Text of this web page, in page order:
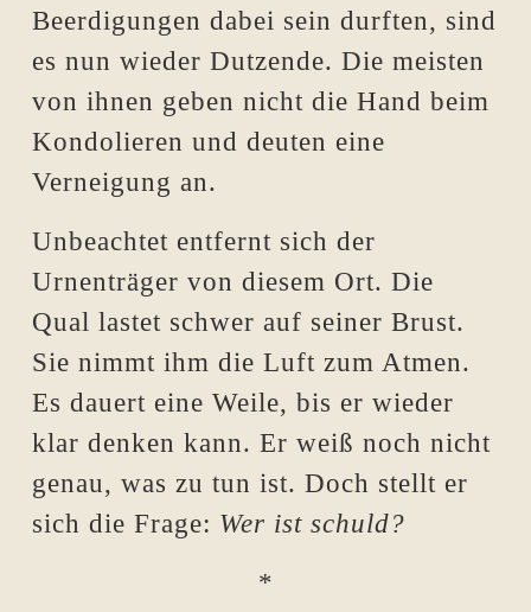
Beerdigungen dabei sein durften, sind
es nun wieder Dutzende. Die meisten
von ihnen geben nicht die Hand beim
Kondolieren und deuten eine
Verneigung an.
Unbeachtet entfernt sich der
Urnenträger von diesem Ort. Die
Qual lastet schwer auf seiner Brust.
Sie nimmt ihm die Luft zum Atmen.
Es dauert eine Weile, bis er wieder
klar denken kann. Er weiß noch nicht
genau, was zu tun ist. Doch stellt er
sich die Frage: Wer ist schuld?
*